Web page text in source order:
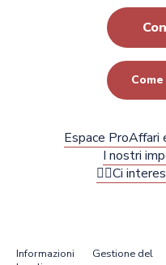
Espace ProAffari
I nostri
✍🏻Ci
Informazioni
Gestione del